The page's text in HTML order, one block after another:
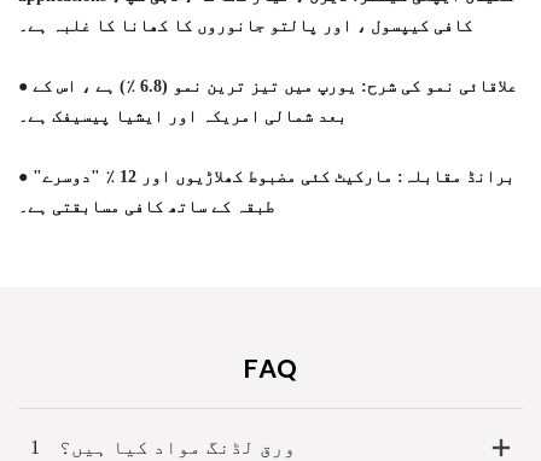
کافی کیپسول ، اور پالتو جانوروں کا کھانا کا غلبہ ہے۔
● علاقائی نمو کی شرح: یورپ میں تیز ترین نمو (6.8 ٪) ہے ، اس کے
بعد شمالی امریکہ اور ایشیا پیسیفک ہے۔
● برانڈ مقابلہ: مارکیٹ کئی مضبوط کھلاڑیوں اور 12 ٪ "دوسرے"
طبقہ کے ساتھ کافی مسابقتی ہے۔
FAQ
1 ورق لڈنگ مواد کیا ہیں؟